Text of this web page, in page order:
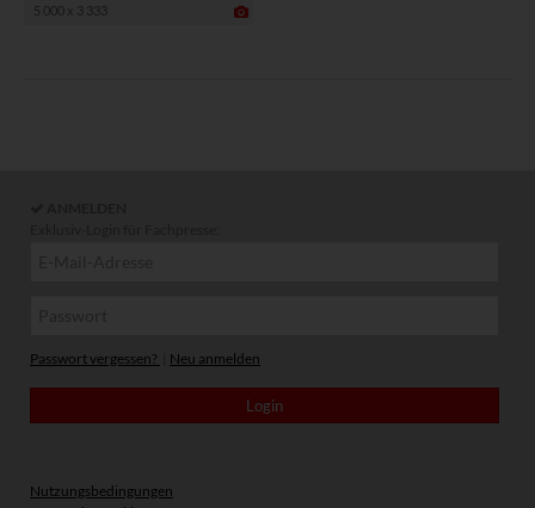
5 000 x 3 333
Passwort vergessen? Neu anmelden
Nutzungsbedingungen